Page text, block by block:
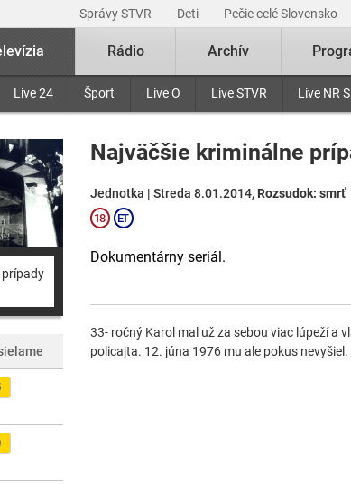
Správy STVR Deti Pečie celé Slovensko
Live 24 Šport Live O Live STVR Live NR
Rádio Archív
prípady
Najväčšie kriminálne
Jednotka | Streda 8.01.2014, Rozsudok: smrť
Dokumentárny seriál.
33- ročný Karol mal už za sebou viac lúpeží a
policajta. 12. júna 1976 mu ale pokus